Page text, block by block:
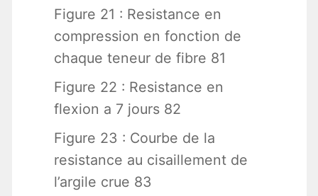
Figure 21 : Resistance en
compression en fonction de
chaque teneur de fibre 81
Figure 22 : Resistance en
flexion a 7 jours 82
Figure 23 : Courbe de la
resistance au cisaillement de
l’argile crue 83